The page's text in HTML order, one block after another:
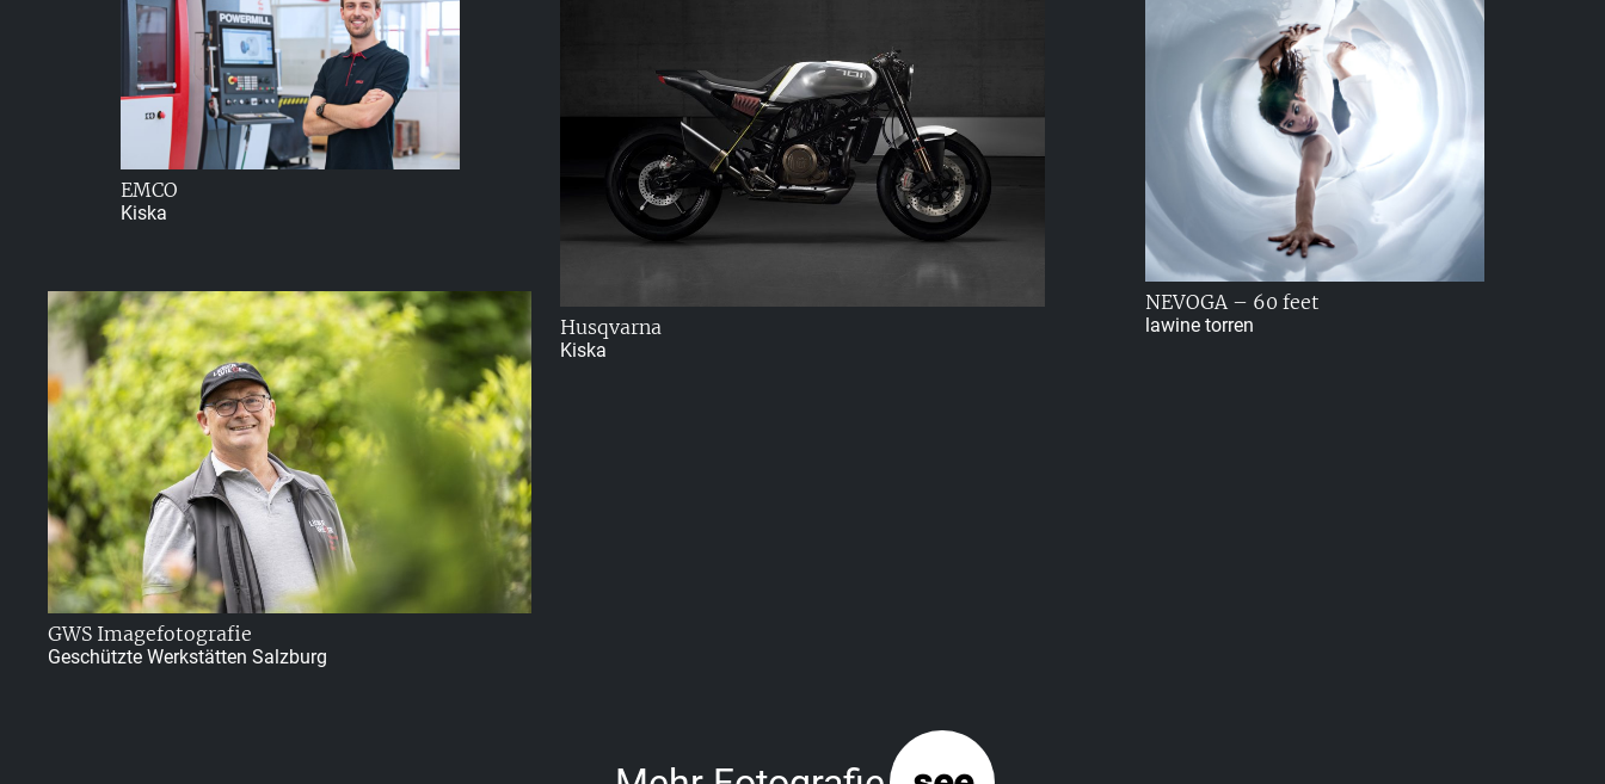
EMCO
Kiska
Husqvarna
Kiska
NEVOGA – 60 feet
lawine torren
GWS Imagefotografie
Geschützte Werkstätten Salzburg